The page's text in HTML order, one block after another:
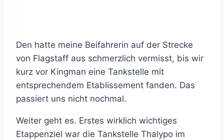
Den hatte meine Beifahrerin auf der Strecke
von Flagstaff aus schmerzlich vermisst, bis wir
kurz vor Kingman eine Tankstelle mit
entsprechendem Etablissement fanden. Das
passiert uns nicht nochmal.
Weiter geht es. Erstes wirklich wichtiges
Etappenziel war die Tankstelle Thalypo im